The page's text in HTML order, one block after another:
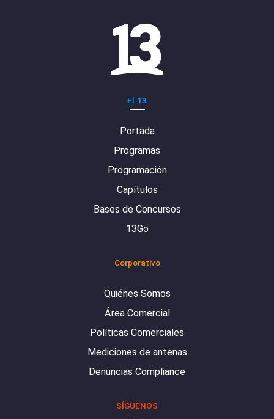
El 13
Portada
Programas
Programación
Capítulos
Bases de Concursos
13Go
Corporativo
Quiénes Somos
Área Comercial
Políticas Comerciales
Mediciones de antenas
Denuncias Compliance
SÍGUENOS